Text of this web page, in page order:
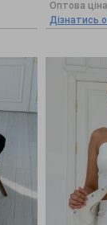
Оптова
Дізнатись